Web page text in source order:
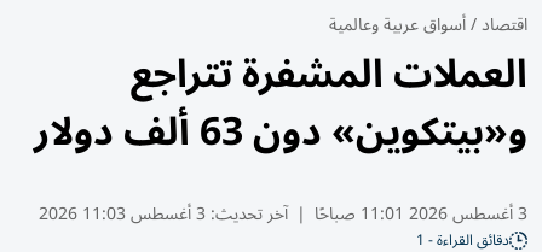
اقتصاد/أسواق عربية وعالمية
العملات المشفرة تتراجع
و«بيتكوين» دون 63 ألف دولار
3 أغسطس 2026 11:01 صباحًا | آخر تحديث: 3 أغسطس 11:03 2026
دقائق القراءة - 1